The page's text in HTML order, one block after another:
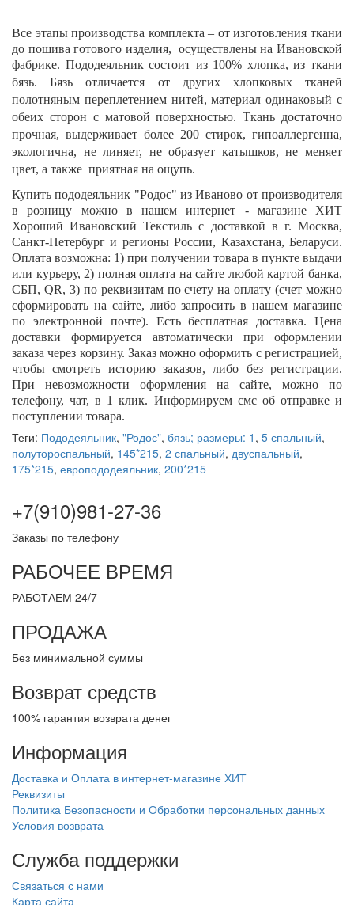
Все этапы производства комплекта – от изготовления ткани
до пошива готового изделия, осуществлены на Ивановской
фабрике. Пододеяльниксостоит из 100% хлопка, из ткани
бязь. Бязь отличается от других хлопковых тканей
полотняным переплетением нитей, материал одинаковый с
обеих сторон с матовой поверхностью. Ткань достаточно
прочная, выдерживает более 200 стирок, гипоаллергенна,
экологична, не линяет, не образует катышков, не меняет
цвет, а также приятная на ощупь.
Купить пододеяльник "Родос" из Иваново от производителя
в розницу можно в нашем интернет - магазине ХИТ
Хороший Ивановский Текстиль с доставкой в г. Москва,
Санкт-Петербург и регионы России, Казахстана, Беларуси.
Оплата возможна: 1) при получении товара в пункте выдачи
или курьеру, 2) полная оплата на сайте любой картой банка,
СБП, QR, 3) по реквизитам по счету на оплату (счет можно
сформировать на сайте, либо запросить в нашем магазине
по электронной почте). Есть бесплатная доставка. Цена
доставки формируется автоматически при оформлении
заказа через корзину. Заказ можно оформить с регистрацией,
чтобы смотреть историю заказов, либо без регистрации.
При невозможности оформления на сайте, можно по
телефону, чат, в 1 клик. Информируем смс об отправке и
поступлении товара.
Теги: Пододеяльник, "Родос", бязь; размеры: 1 , 5 спальный,
полутороспальный, 145*215, 2 спальный, двуспальный,
175*215, европододеяльник, 200*215
+7(910)981-27-36
Заказы по телефону
РАБОЧЕЕ ВРЕМЯ
РАБОТАЕМ 24/7
ПРОДАЖА
Без минимальной суммы
Возврат средств
100% гарантия возврата денег
Информация
Доставка и Оплата в интернет-магазине ХИТ
Реквизиты
Политика Безопасности и Обработки персональных данных
Условия возврата
Служба поддержки
Связаться с нами
Карта сайта